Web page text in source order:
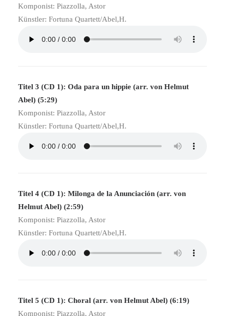
Komponist: Piazzolla, Astor
Künstler: Fortuna Quartett/Abel,H.
Titel 3 (CD 1): Oda para un hippie (arr. von Helmut
Abel) (5:29)
Komponist: Piazzolla, Astor
Künstler: Fortuna Quartett/Abel,H.
Titel 4 (CD 1): Milonga de la Anunciación (arr. von
Helmut Abel) (2:59)
Komponist: Piazzolla, Astor
Künstler: Fortuna Quartett/Abel,H.
Titel 5 (CD 1): Choral (arr. von Helmut Abel) (6:19)
Komponist: Piazzolla, Astor